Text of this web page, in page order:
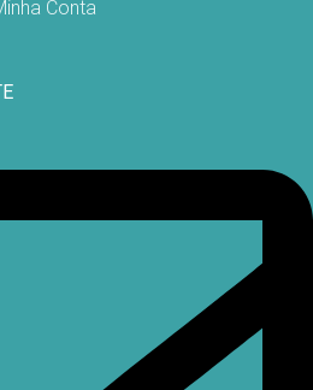
Conta